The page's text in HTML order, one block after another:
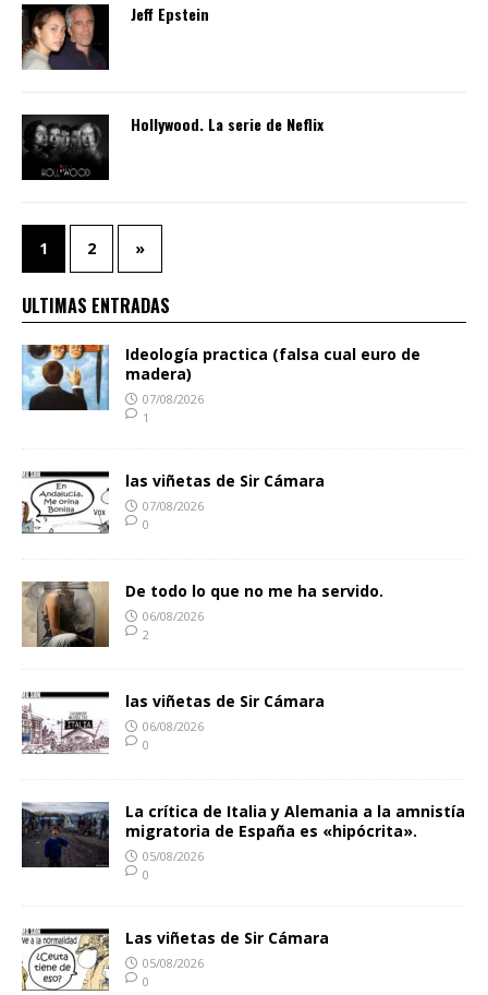
Jeff Epstein
Hollywood. La serie de Neflix
1 2 »
ULTIMAS ENTRADAS
Ideología practica (falsa cual euro de
madera)
07/08/2026
1
las viñetas de Sir Cámara
07/08/2026
0
De todo lo que no me ha servido.
06/08/2026
2
las viñetas de Sir Cámara
06/08/2026
0
La crítica de Italia y Alemania a la amnistía
migratoria de España es «hipócrita».
05/08/2026
0
Las viñetas de Sir Cámara
05/08/2026
0